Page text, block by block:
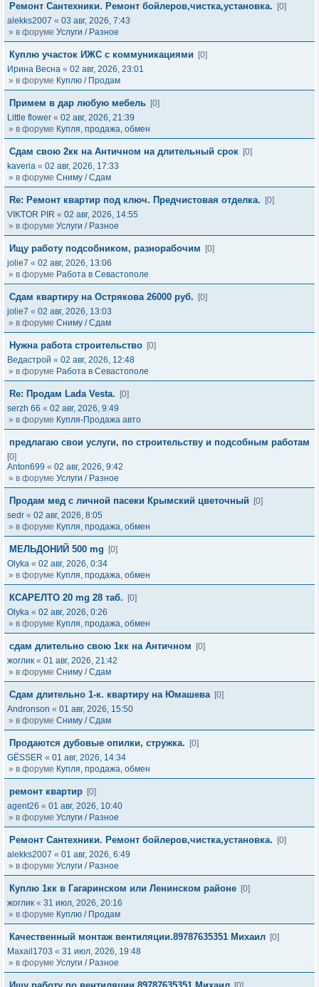
Ремонт Сантехники. Ремонт бойлеров,чистка,установка.
[0]
alekks2007 « 03 авг, 2026, 7:43
» в форуме Услуги / Разное
Куплю участок ИЖС с коммуникациями
[0]
Ирина Весна « 02 авг, 2026, 23:01
» в форуме Куплю / Продам
Примем в дар любую мебель [0]
Little flower « 02 авг, 2026, 21:39
» в форуме Купля, продажа, обмен
Сдам свою 2кк на Античном на длительный срок [0]
kaveria « 02 авг, 2026, 17:33
» в форуме Сниму / Сдам
Re: Ремонт квартир под ключ. Предчистовая отделка.
[0]
VIKTOR PIR « 02 авг, 2026, 14:55
» в форуме Услуги / Разное
Ищу работу подсобником, разнорабочим
[0]
jolie7 « 02 авг, 2026, 13:06
» в форуме Работа в Севастополе
Сдам квартиру на Острякова 26000 руб.
[0]
jolie7 « 02 авг, 2026, 13:03
» в форуме Сниму / Сдам
Нужна работа строительство [0]
Ведастрой « 02 авг, 2026, 12:48
» в форуме Работа в Севастополе
Re: Продам Lada Vesta.
[0]
serzh 66 « 02 авг, 2026, 9:49
» в форуме Купля-Продажа авто
предлагаю свои услуги, по строительству и подсобным работам
[0]
Anton699 « 02 авг, 2026, 9:42
» в форуме Услуги / Разное
Продам мед с личной пасеки Крымский цветочный
[0]
sedr « 02 авг, 2026, 8:05
» в форуме Купля, продажа, обмен
МЕЛЬДОНИЙ 500 mg
[0]
Olyka « 02 авг, 2026, 0:34
» в форуме Купля, продажа, обмен
КСАРЕЛТО 20 mg 28 таб.
[0]
Olyka « 02 авг, 2026, 0:26
» в форуме Купля, продажа, обмен
сдам длительно свою 1кк на Античном
[0]
жоглик « 01 авг, 2026, 21:42
» в форуме Сниму / Сдам
Сдам длительно 1-к. квартиру на Юмашева [0]
Andronson « 01 авг, 2026, 15:50
» в форуме Сниму / Сдам
Продаются дубовые опилки, стружка.
[0]
GЁSSER « 01 авг, 2026, 14:34
» в форуме Купля, продажа, обмен
ремонт квартир [0]
agent26 « 01 авг, 2026, 10:40
» в форуме Услуги / Разное
Ремонт Сантехники. Ремонт бойлеров,чистка,установка.
[0]
alekks2007 « 01 авг, 2026, 6:49
» в форуме Услуги / Разное
Куплю 1кк в Гагаринском или Ленинском районе [0]
жоглик « 31 июл, 2026, 20:16
» в форуме Куплю / Продам
Качественный монтаж вентиляции.89787635351 Михаил [0]
Maxail1703 « 31 июл, 2026, 19:48
» в форуме Услуги / Разное